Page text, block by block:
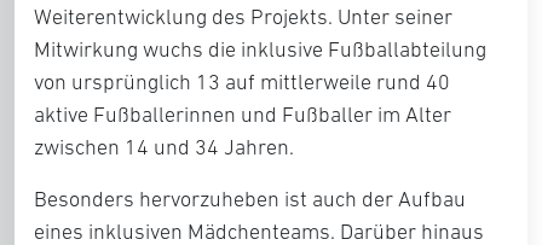
Weiterentwicklung des Projekts. Unter seiner
Mitwirkung wuchs die inklusive Fußballabteilung
von ursprünglich 13 auf mittlerweile rund 40
aktive Fußballerinnen und Fußballer im Alter
zwischen 14 und 34 Jahren.
Besonders hervorzuheben ist auch der Aufbau
eines inklusiven Mädchenteams. Darüber hinaus